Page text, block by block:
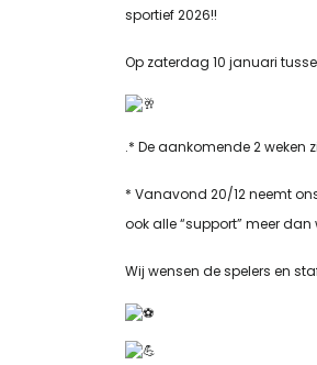
sportief 2026!!
Op zaterdag 10 januari
.* De aankomende 2 weken
* Vanavond 20/12 neemt
ook alle “support” meer dan
Wij wensen de spelers en